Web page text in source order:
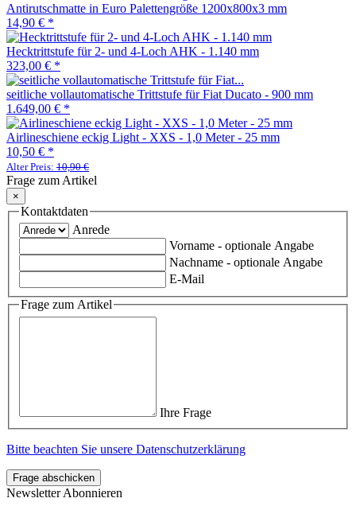
Antirutschmatte in Euro Palettengröße 1200x800x3 mm
14,90 € *
Hecktrittstufe für 2- und 4-Loch AHK - 1.140 mm
323,00 € *
seitliche vollautomatische Trittstufe für Fiat Ducato - 900 mm
1.649,00 € *
Airlineschiene eckig Light - XXS - 1,0 Meter - 25 mm
10,50 € *
Alter Preis: 10,90 €
Frage zum Artikel
×
Kontaktdaten
Anrede
Vorname - optionale Angabe
Nachname - optionale Angabe
E-Mail
Frage zum Artikel
Ihre Frage
Bitte beachten Sie unsere Datenschutzerklärung
Frage abschicken
Newsletter Abonnieren